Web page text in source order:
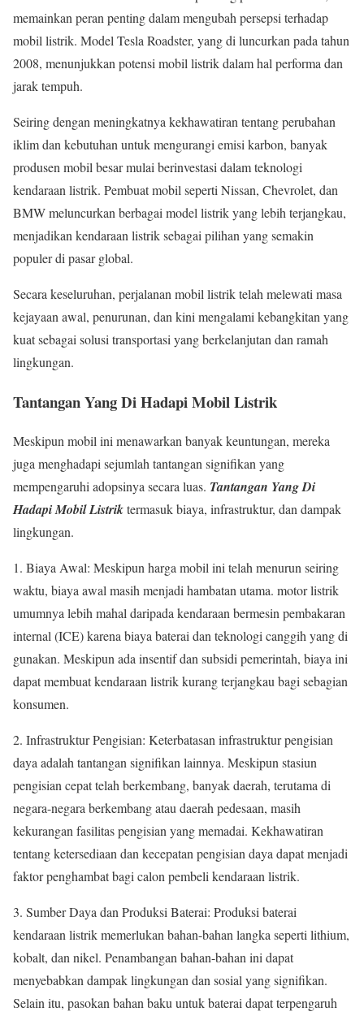
memainkan peran penting dalam mengubah persepsi terhadap
mobil listrik. Model Tesla Roadster, yang di luncurkan pada tahun
2008, menunjukkan potensi mobil listrik dalam hal performa dan
jarak tempuh.
Seiring dengan meningkatnya kekhawatiran tentang perubahan
iklim dan kebutuhan untuk mengurangi emisi karbon, banyak
produsen mobil besar mulai berinvestasi dalam teknologi
kendaraan listrik. Pembuat mobil seperti Nissan, Chevrolet, dan
BMW meluncurkan berbagai model listrik yang lebih terjangkau,
menjadikan kendaraan listrik sebagai pilihan yang semakin
populer di pasar global.
Secara keseluruhan, perjalanan mobil listrik telah melewati masa
kejayaan awal, penurunan, dan kini mengalami kebangkitan yang
kuat sebagai solusi transportasi yang berkelanjutan dan ramah
lingkungan.
Tantangan Yang Di Hadapi Mobil Listrik
Meskipun mobil ini menawarkan banyak keuntungan, mereka
juga menghadapi sejumlah tantangan signifikan yang
mempengaruhi adopsinya secara luas. Tantangan Yang Di
Hadapi Mobil Listriktermasuk biaya, infrastruktur, dan dampak
lingkungan.
1. Biaya Awal: Meskipun harga mobil ini telah menurun seiring
waktu, biaya awal masih menjadi hambatan utama. motor listrik
umumnya lebih mahal daripada kendaraan bermesin pembakaran
internal (ICE) karena biaya baterai dan teknologi canggih yang di
gunakan. Meskipun ada insentif dan subsidi pemerintah, biaya ini
dapat membuat kendaraan listrik kurang terjangkau bagi sebagian
konsumen.
2. Infrastruktur Pengisian: Keterbatasan infrastruktur pengisian
daya adalah tantangan signifikan lainnya. Meskipun stasiun
pengisian cepat telah berkembang, banyak daerah, terutama di
negara-negara berkembang atau daerah pedesaan, masih
kekurangan fasilitas pengisian yang memadai. Kekhawatiran
tentang ketersediaan dan kecepatan pengisian daya dapat menjadi
faktor penghambat bagi calon pembeli kendaraan listrik.
3. Sumber Daya dan Produksi Baterai: Produksi baterai
kendaraan listrik memerlukan bahan-bahan langka seperti lithium,
kobalt, dan nikel. Penambangan bahan-bahan ini dapat
menyebabkan dampak lingkungan dan sosial yang signifikan.
Selain itu, pasokan bahan baku untuk baterai dapat terpengaruh